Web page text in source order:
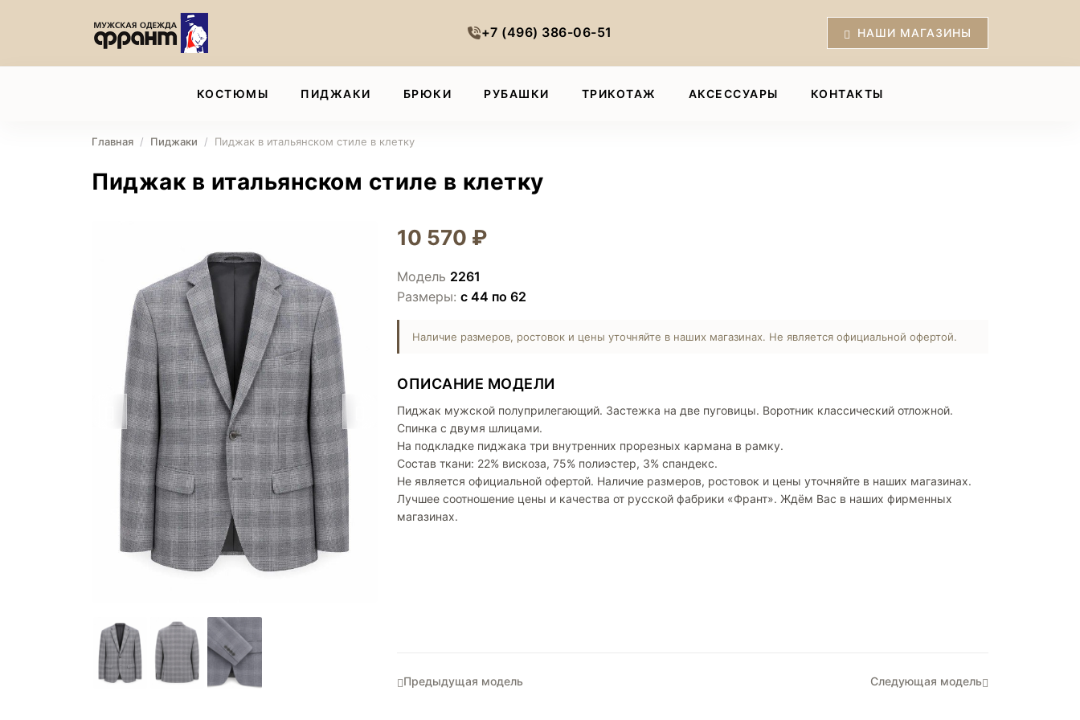
+7 (496) 386-06-51 НАШИ МАГАЗИНЫ
КОСТЮМЫ ПИДЖАКИ БРЮКИ РУБАШКИ ТРИКОТАЖ АКСЕССУАРЫ КОНТАКТЫ
Главная Пиджаки Пиджак в итальянском стиле в клетку
Пиджак в итальянском стиле в клетку
10 570 ₽
Модель 2261
Размеры: с 44 по 62
Наличие размеров, ростовок и цены уточняйте в наших магазинах. Не является официальной офертой.
ОПИСАНИЕ МОДЕЛИ
Пиджак мужской полуприлегающий. Застежка на две пуговицы. Воротник классический отложной.
Спинка с двумя шлицами.
На подкладке пиджака три внутренних прорезных кармана в рамку.
Состав ткани: 22% вискоза, 75% полиэстер, 3% спандекс.
Не является официальной офертой. Наличие размеров, ростовок и цены уточняйте в наших магазинах.
Лучшее соотношение цены и качества от русской фабрики «Франт». Ждём Вас в наших фирменных
магазинах.
Предыдущая модель Следующая модель